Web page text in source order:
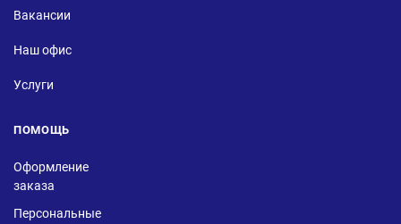
Вакансии
Наш офис
Услуги
ПОМОЩЬ
Оформление
заказа
Персональные